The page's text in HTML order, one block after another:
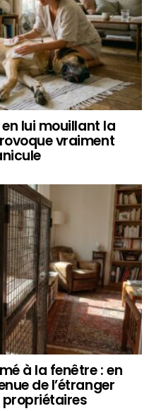
lui mouillant la
vraiment
à la fenêtre : en
de l’étranger
propriétaires